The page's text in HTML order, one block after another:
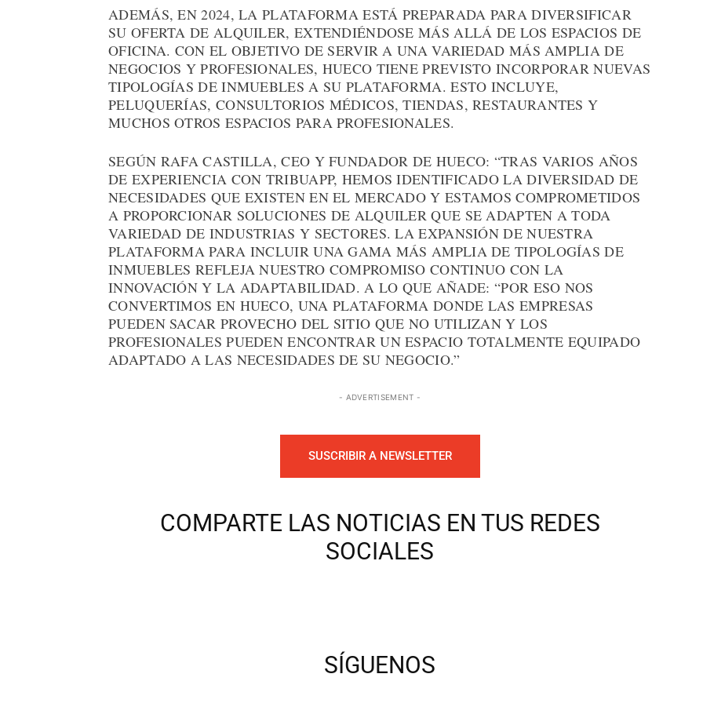
ADEMÁS, EN 2024, LA PLATAFORMA ESTÁ PREPARADA PARA DIVERSIFICAR
SU OFERTA DE ALQUILER, EXTENDIÉNDOSE MÁS ALLÁ DE LOS ESPACIOS DE
OFICINA. CON EL OBJETIVO DE SERVIR A UNA VARIEDAD MÁS AMPLIA DE
NEGOCIOS Y PROFESIONALES, HUECO TIENE PREVISTO INCORPORAR NUEVAS
TIPOLOGÍAS DE INMUEBLES A SU PLATAFORMA. ESTO INCLUYE,
PELUQUERÍAS, CONSULTORIOS MÉDICOS, TIENDAS, RESTAURANTES Y
MUCHOS OTROS ESPACIOS PARA PROFESIONALES.
SEGÚN RAFA CASTILLA, CEO Y FUNDADOR DE HUECO: “TRAS VARIOS AÑOS
DE EXPERIENCIA CON TRIBUAPP, HEMOS IDENTIFICADO LA DIVERSIDAD DE
NECESIDADES QUE EXISTEN EN EL MERCADO Y ESTAMOS COMPROMETIDOS
A PROPORCIONAR SOLUCIONES DE ALQUILER QUE SE ADAPTEN A TODA
VARIEDAD DE INDUSTRIAS Y SECTORES. LA EXPANSIÓN DE NUESTRA
PLATAFORMA PARA INCLUIR UNA GAMA MÁS AMPLIA DE TIPOLOGÍAS DE
INMUEBLES REFLEJA NUESTRO COMPROMISO CONTINUO CON LA
INNOVACIÓN Y LA ADAPTABILIDAD. A LO QUE AÑADE: “POR ESO NOS
CONVERTIMOS EN HUECO, UNA PLATAFORMA DONDE LAS EMPRESAS
PUEDEN SACAR PROVECHO DEL SITIO QUE NO UTILIZAN Y LOS
PROFESIONALES PUEDEN ENCONTRAR UN ESPACIO TOTALMENTE EQUIPADO
ADAPTADO A LAS NECESIDADES DE SU NEGOCIO.”
- ADVERTISEMENT -
SUSCRIBIR A NEWSLETTER
COMPARTE LAS NOTICIAS EN TUS REDES
SOCIALES
SÍGUENOS